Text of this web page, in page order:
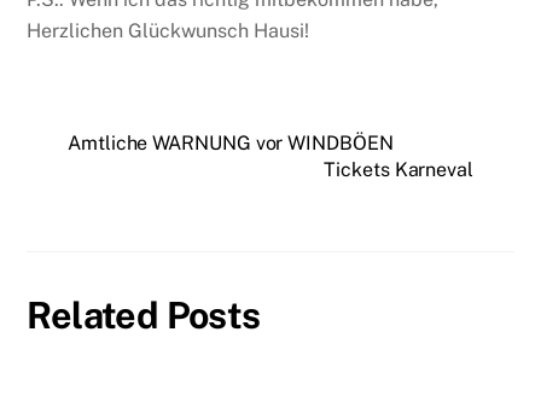
Herzlichen Glückwunsch Hausi!
Amtliche WARNUNG vor WINDBÖEN
Tickets Karneval
Related Posts